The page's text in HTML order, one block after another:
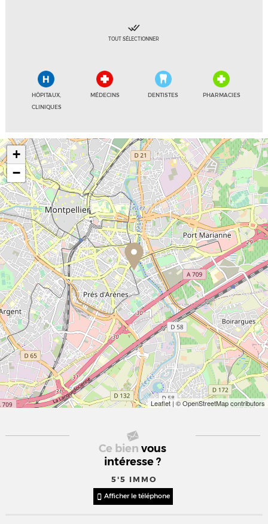
TOUT SÉLECTIONNER
HÔPITAUX,
CLINIQUES
MÉDECINS DENTISTES PHARMACIES
+
−
Leaflet| © OpenStreetMap contributors
Ce bienvous
intéresse ?
5'5 IMMO
Afficher le téléphone